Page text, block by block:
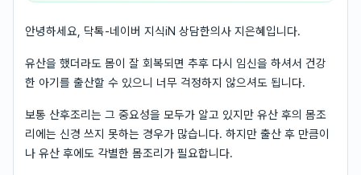
안녕하세요, 닥톡-네이버 지식iN 상담한의사 지은혜입니다.
유산을 했더라도 몸이 잘 회복되면 추후 다시 임신을 하셔서 건강
한 아기를 출산할 수 있으니 너무 걱정하지 않으셔도 됩니다.
보통 산후조리는 그 중요성을 모두가 알고 있지만 유산 후의 몸조
리에는 신경 쓰지 못하는 경우가 많습니다. 하지만 출산 후 만큼이
나 유산 후에도 각별한 몸조리가 필요합니다.